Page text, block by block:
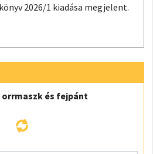
2026/1 kiadása megjelent.
orrmaszk és fejpánt